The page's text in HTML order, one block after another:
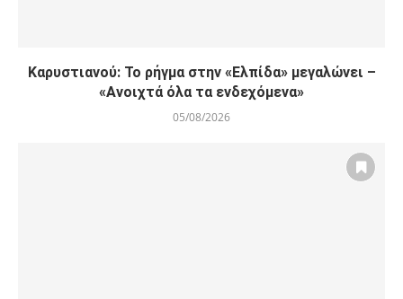
Καρυστιανού: Το ρήγμα στην «Ελπίδα» μεγαλώνει –
«Ανοιχτά όλα τα ενδεχόμενα»
05/08/2026